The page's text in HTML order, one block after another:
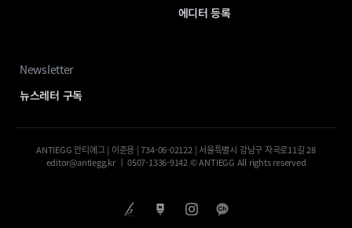
에디터 등록
Newsletter
뉴스레터 구독
ANTIEGG 안티에그 | 이준용 | 734-06-02122 | 서울특별시 강남구 자곡로11길 28
editor@antiegg.kr ㅣ 0507-1336-9142 © ANTIEGG All rights reserved